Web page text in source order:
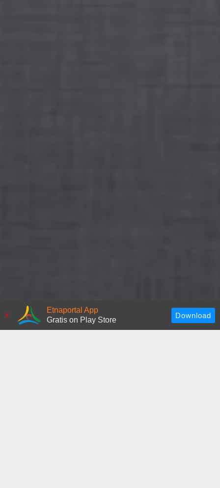
x
Etnaportal App
Gratis on Play Store